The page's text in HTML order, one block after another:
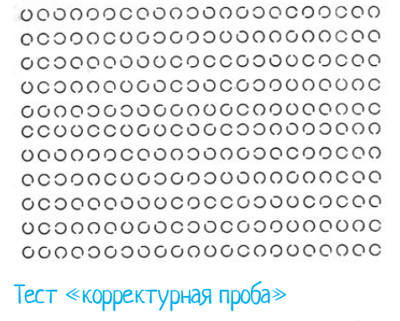
Тест «корректурная проба»